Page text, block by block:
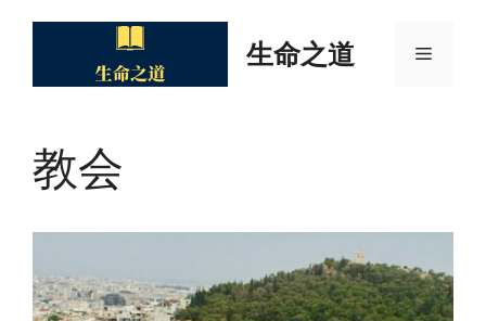
生命之道 Menu
教会